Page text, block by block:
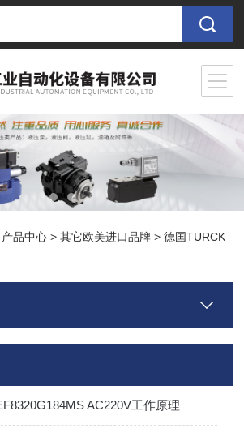
产品中心 >其它欧美进口品牌 >德国TURCK
AC220V工作原理